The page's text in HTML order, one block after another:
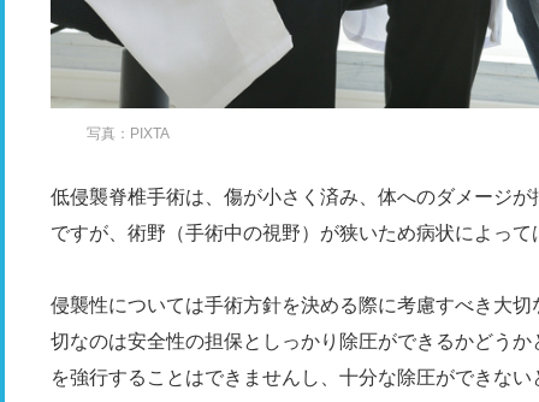
写真：PIXTA
低侵襲脊椎手術は、傷が小さく済み、体へのダメージ
ですが、術野（手術中の視野）が狭いため病状によっ
侵襲性については手術方針を決める際に考慮すべき大
切なのは安全性の担保としっかり除圧ができるかどう
を強行することはできませんし、十分な除圧ができな